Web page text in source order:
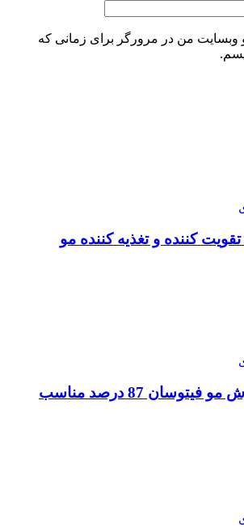
و وبسایت من در مرورگر برای زمانی که
کننده و تغذیه کننده مو
سرم ویال ضد ریزش مو فیتوسان 87 درصد مناسب